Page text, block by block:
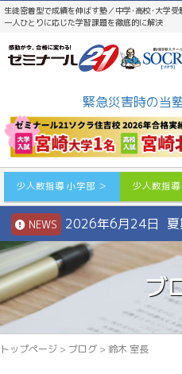
生徒密着型で成績を伸ばす塾／中学･高校･大学
一人ひとりに応じた学習課題を徹底的に解決
緊急災害時の当
少人数指導 小学部 ＞ 少人数指
NEWS 2026年6月24日 夏
ブ
トップページ > ブログ > 鈴木 室長